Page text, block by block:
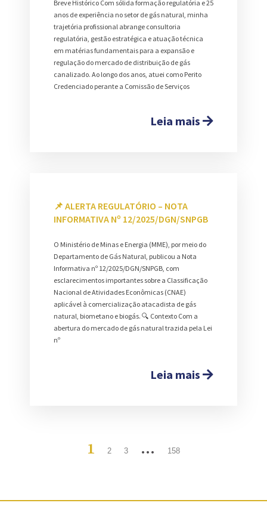
Breve Histórico Com sólida formação regulatória e 25
anos de experiência no setor de gás natural, minha
trajetória profissional abrange consultoria
regulatória, gestão estratégica e atuação técnica
em matérias fundamentais para a expansão e
regulação do mercado de distribuição de gás
canalizado. Ao longo dos anos, atuei como Perito
Credenciado perante a Comissão de Serviços
Leia mais
📌 ALERTA REGULATÓRIO – NOTA
INFORMATIVA Nº 12/2025/DGN/SNPGB
O Ministério de Minas e Energia (MME), por meio do
Departamento de Gás Natural, publicou a Nota
Informativa nº 12/2025/DGN/SNPGB, com
esclarecimentos importantes sobre a Classificação
Nacional de Atividades Econômicas (CNAE)
aplicável à comercialização atacadista de gás
natural, biometano e biogás. 🔍 Contexto Com a
abertura do mercado de gás natural trazida pela Lei
nº
Leia mais
1 2 3 … 158